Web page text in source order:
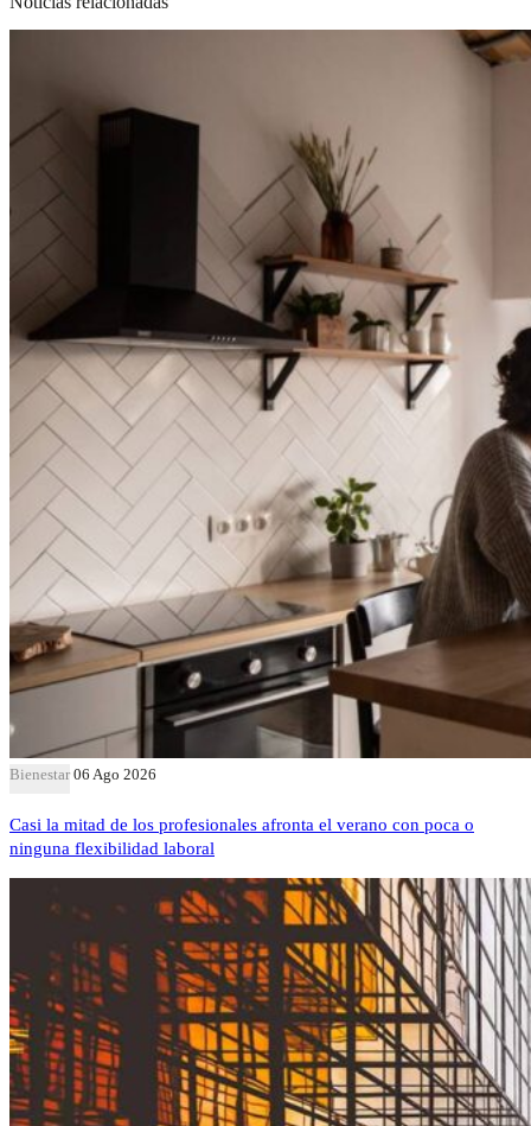
Bienestar 06 Ago 2026
Casi la mitad de los profesionales afronta el verano con poca o
ninguna flexibilidad laboral